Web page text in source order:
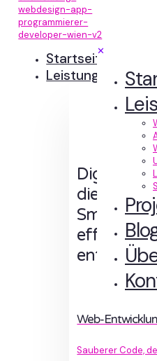
✕
Startseite
Leistungen
Digitale
die Sinn
Smart
effizient
entwickelt.
Web-
Sauberer Code,